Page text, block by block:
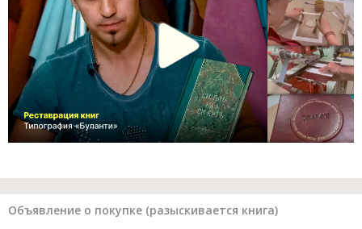
Объявление о покупке (разыскивается книга)